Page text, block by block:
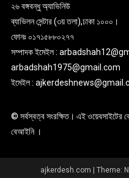
২৬ বঙ্গবন্ধু অ্যাভিনিউ
ব্যাভিলন সেন্টার (৩য় তলা),ঢাকা ১০০০।
ফোনঃ ০১৭১৫৮৮০২৭৭
সম্পাদক ইমেইল :
arbadshah1975@gmail.com
ইমেইল :
© সর্বস্বত্ব সংরক্ষিত। এই ওয়েবসাইটের
বেআইনি ।
ajkerdesh.com | Theme: